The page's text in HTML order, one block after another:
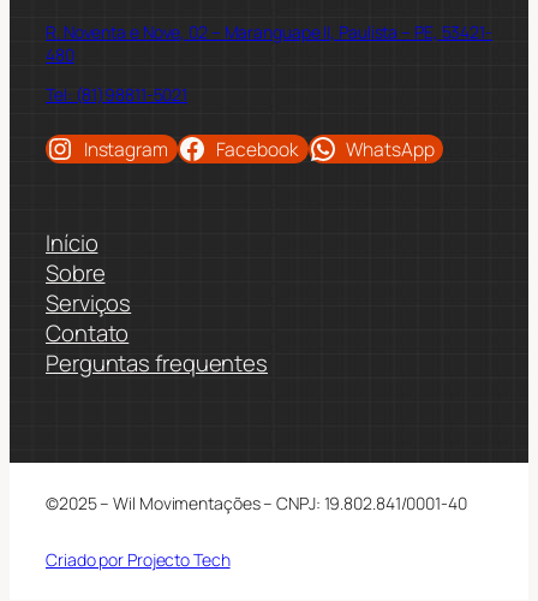
R. Noventa e Nove, 02 – Maranguape II, Paulista – PE, 53421-
480
Tel: (81)98811-5021
Instagram Facebook WhatsApp
Início
Sobre
Serviços
Contato
Perguntas frequentes
©2025 – Wil Movimentações – CNPJ: 19.802.841/0001-40
Criado por Projecto Tech